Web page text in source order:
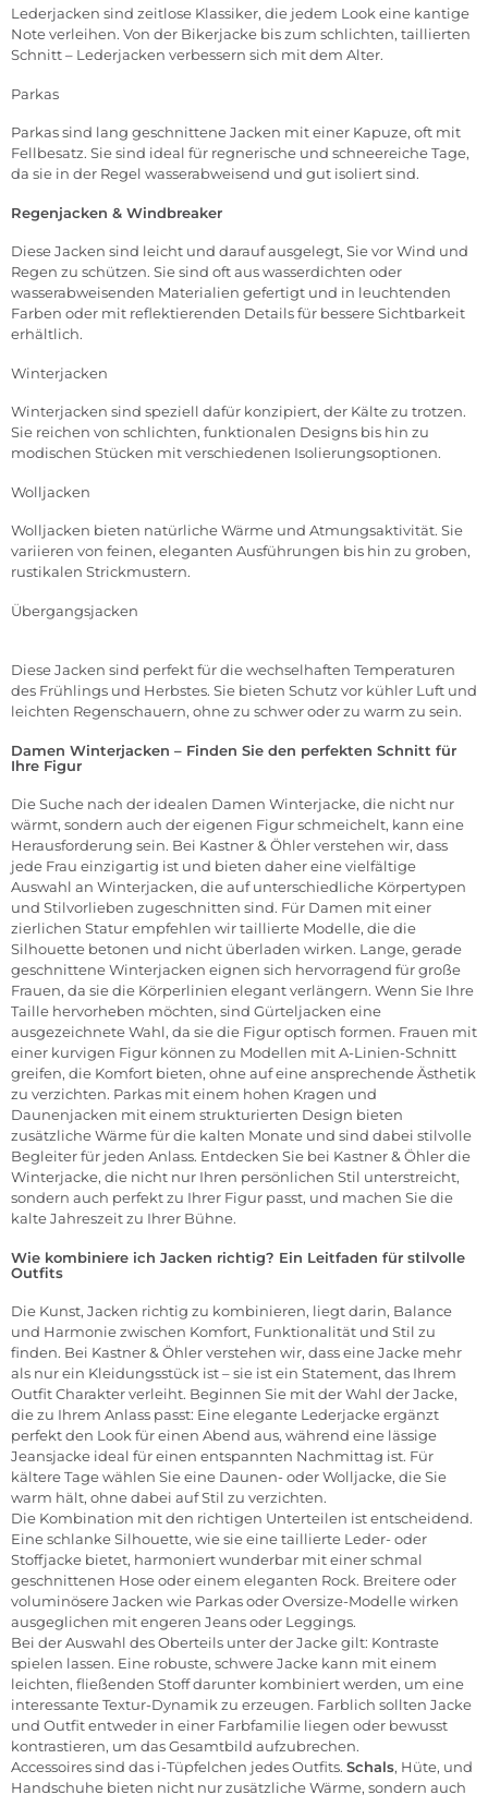
Lederjacken sind zeitlose Klassiker, die jedem Look eine kantige
Note verleihen. Von der Bikerjacke bis zum schlichten, taillierten
Schnitt – Lederjacken verbessern sich mit dem Alter.
Parkas
Parkas sind lang geschnittene Jacken mit einer Kapuze, oft mit
Fellbesatz. Sie sind ideal für regnerische und schneereiche Tage,
da sie in der Regel wasserabweisend und gut isoliert sind.
Regenjacken & Windbreaker
Diese Jacken sind leicht und darauf ausgelegt, Sie vor Wind und
Regen zu schützen. Sie sind oft aus wasserdichten oder
wasserabweisenden Materialien gefertigt und in leuchtenden
Farben oder mit reflektierenden Details für bessere Sichtbarkeit
erhältlich.
Winterjacken
Winterjacken sind speziell dafür konzipiert, der Kälte zu trotzen.
Sie reichen von schlichten, funktionalen Designs bis hin zu
modischen Stücken mit verschiedenen Isolierungsoptionen.
Wolljacken
Wolljacken bieten natürliche Wärme und Atmungsaktivität. Sie
variieren von feinen, eleganten Ausführungen bis hin zu groben,
rustikalen Strickmustern.
Übergangsjacken
Diese Jacken sind perfekt für die wechselhaften Temperaturen
des Frühlings und Herbstes. Sie bieten Schutz vor kühler Luft und
leichten Regenschauern, ohne zu schwer oder zu warm zu sein.
Damen Winterjacken – Finden Sie den perfekten Schnitt für
Ihre Figur
Die Suche nach der idealen Damen Winterjacke, die nicht nur
wärmt, sondern auch der eigenen Figur schmeichelt, kann eine
Herausforderung sein. Bei Kastner & Öhler verstehen wir, dass
jede Frau einzigartig ist und bieten daher eine vielfältige
Auswahl an Winterjacken, die auf unterschiedliche Körpertypen
und Stilvorlieben zugeschnitten sind. Für Damen mit einer
zierlichen Statur empfehlen wir taillierte Modelle, die die
Silhouette betonen und nicht überladen wirken. Lange, gerade
geschnittene Winterjacken eignen sich hervorragend für große
Frauen, da sie die Körperlinien elegant verlängern. Wenn Sie Ihre
Taille hervorheben möchten, sind Gürteljacken eine
ausgezeichnete Wahl, da sie die Figur optisch formen. Frauen mit
einer kurvigen Figur können zu Modellen mit A-Linien-Schnitt
greifen, die Komfort bieten, ohne auf eine ansprechende Ästhetik
zu verzichten. Parkas mit einem hohen Kragen und
Daunenjacken mit einem strukturierten Design bieten
zusätzliche Wärme für die kalten Monate und sind dabei stilvolle
Begleiter für jeden Anlass. Entdecken Sie bei Kastner & Öhler die
Winterjacke, die nicht nur Ihren persönlichen Stil unterstreicht,
sondern auch perfekt zu Ihrer Figur passt, und machen Sie die
kalte Jahreszeit zu Ihrer Bühne.
Wie kombiniere ich Jacken richtig? Ein Leitfaden für stilvolle
Outfits
Die Kunst, Jacken richtig zu kombinieren, liegt darin, Balance
und Harmonie zwischen Komfort, Funktionalität und Stil zu
finden. Bei Kastner & Öhler verstehen wir, dass eine Jacke mehr
als nur ein Kleidungsstück ist – sie ist ein Statement, das Ihrem
Outfit Charakter verleiht. Beginnen Sie mit der Wahl der Jacke,
die zu Ihrem Anlass passt: Eine elegante Lederjackeergänzt
perfekt den Look für einen Abend aus, während eine lässige
Jeansjacke ideal für einen entspannten Nachmittag ist. Für
kältere Tage wählen Sie eine Daunen- oderWolljacke, die Sie
warm hält, ohne dabei auf Stil zu verzichten.
Die Kombination mit den richtigen Unterteilen ist entscheidend.
Eine schlanke Silhouette, wie sie eine taillierte Leder- oder
Stoffjacke bietet, harmoniert wunderbar mit einer schmal
geschnittenen Hoseoder einem eleganten Rock. Breitere oder
voluminösereJacken wie Parkas oder Oversize-Modelle wirken
ausgeglichen mit engeren Jeansoder Leggings.
Bei der Auswahl des Oberteils unter der Jacke gilt: Kontraste
spielen lassen. Eine robuste, schwereJacke kann mit einem
leichten, fließenden Stoff darunter kombiniert werden, um eine
interessante Textur-Dynamik zu erzeugen. Farblich sollten Jacke
und Outfit entweder in einer Farbfamilie liegen oder bewusst
kontrastieren, um das Gesamtbild aufzubrechen.
Accessoiressind das i-Tüpfelchen jedes Outfits. Schals, Hüte, und
Handschuhe bieten nicht nur zusätzliche Wärme, sondern auch